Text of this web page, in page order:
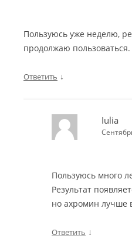
Пользуюсь уже неделю,
продолжаю пользоваться.
Ответить ↓
Iulia
Пользуюсь много
Результат
но ахромин лучше
Ответить ↓